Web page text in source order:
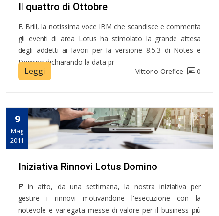
Il quattro di Ottobre
E. Brill, la notissima voce IBM che scandisce e commenta
gli eventi di area Lotus ha stimolato la grande attesa
degli addetti ai lavori per la versione 8.5.3 di Notes e
Domino dichiarando la data pr
Leggi Vittorio Orefice 0
9
Mag
2011
Iniziativa Rinnovi Lotus Domino
E' in atto, da una settimana, la nostra iniziativa per
gestire i rinnovi motivandone l'esecuzione con la
notevole e variegata messe di valore per il business più